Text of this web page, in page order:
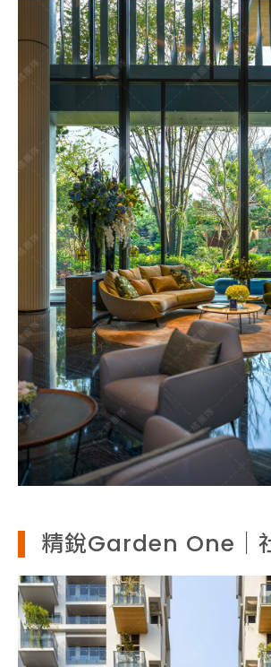
精銳Garden One｜